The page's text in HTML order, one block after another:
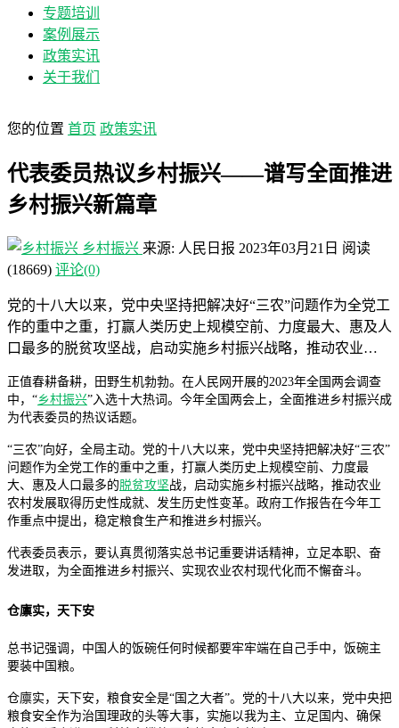
专题培训
案例展示
政策实讯
关于我们
您的位置 首页 政策实讯
代表委员热议乡村振兴——谱写全面推进
乡村振兴新篇章
乡村振兴 来源: 人民日报 2023年03月21日 阅读
(18669) 评论(0)
党的十八大以来，党中央坚持把解决好“三农”问题作为全党工
作的重中之重，打赢人类历史上规模空前、力度最大、惠及人
口最多的脱贫攻坚战，启动实施乡村振兴战略，推动农业…
正值春耕备耕，田野生机勃勃。在人民网开展的2023年全国两会调查
中，“乡村振兴”入选十大热词。今年全国两会上，全面推进乡村振兴成
为代表委员的热议话题。
“三农”向好，全局主动。党的十八大以来，党中央坚持把解决好“三农”
问题作为全党工作的重中之重，打赢人类历史上规模空前、力度最
大、惠及人口最多的脱贫攻坚战，启动实施乡村振兴战略，推动农业
农村发展取得历史性成就、发生历史性变革。政府工作报告在今年工
作重点中提出，稳定粮食生产和推进乡村振兴。
代表委员表示，要认真贯彻落实总书记重要讲话精神，立足本职、奋
发进取，为全面推进乡村振兴、实现农业农村现代化而不懈奋斗。
仓廪实，天下安
总书记强调，中国人的饭碗任何时候都要牢牢端在自己手中，饭碗主
要装中国粮。
仓廪实，天下安，粮食安全是“国之大者”。党的十八大以来，党中央把
粮食安全作为治国理政的头等大事，实施以我为主、立足国内、确保